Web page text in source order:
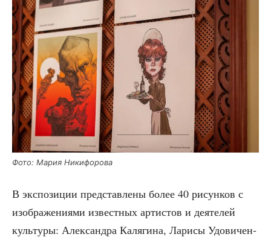
Фото: Мария Никифорова
В экс­по­зи­ции пред­став­ле­ны более 40 рисун­ков с
изоб­ра­же­ни­я­ми извест­ных арти­стов и дея­те­лей
куль­ту­ры: Алек­сандра Каля­ги­на, Лари­сы Удо­ви­чен­